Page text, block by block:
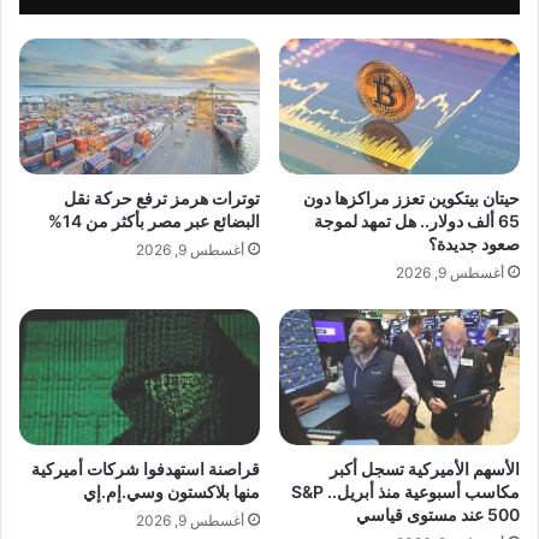
تجميلي يجب التعامل معه بوعي ومسؤولية،
بهدف تعزيز الجمال الطبيعي لا تغييره.
arabmagazeine.com — الدكتور حسن ناصرالدين يشرح
تقنية Fox Eyes وأسرار نجاحها
ت
ر
ق
و
ا
ع
ل
و
ا
ص
.
ف
م
ا
ت
ي
و
ن
ي
ت
ق
ف
3
7
%
ى
1
2
.
حيتان بيتكوين تعزز مراكزها دون
65 ألف دولار.. هل تمهد لموجة
صعود جديدة؟
أغسطس 9, 2026
توترات هرمز ترفع حركة نقل
البضائع عبر مصر بأكثر من 14%
أغسطس 9, 2026
الأسهم الأميركية تسجل أكبر
مكاسب أسبوعية منذ أبريل.. S&P
500 عند مستوى قياسي
قراصنة استهدفوا شركات أميركية
منها بلاكستون وسي.إم.إي
أغسطس 9, 2026